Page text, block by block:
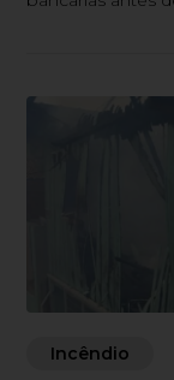
Incêndio